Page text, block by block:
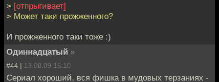
> [отпрыгивает]
> Может таки прожженного?
И прожженного таки тоже :)
Одиннадцатый »
#44 | 13.08.09 15:10
Сериал хороший, вся фишка в мудовых терзаниях -